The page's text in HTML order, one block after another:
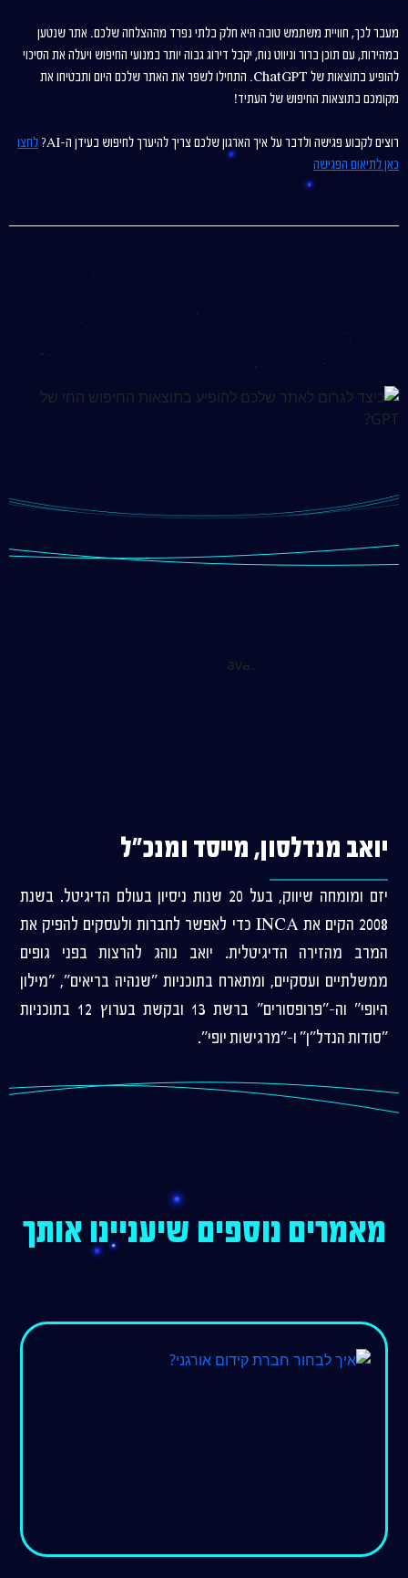
מעבר לכך, חוויית משתמש טובה היא חלק בלתי נפרד מההצלחה שלכם. אתר שנטען
במהירות, עם תוכן ברור וניווט נוח, יקבל דירוג גבוה יותר במנועי החיפוש ויעלה את הסיכוי
להופיע בתוצאות של ChatGPT. התחילו לשפר את האתר שלכם היום ותבטיחו את
מקומכם בתוצאות החיפוש של העתיד!
רוצים לקבוע פגישה ולדבר על איך הארגון שלכם צריך להיערך לחיפוש בעידן ה-AI?
לחצו
כאן לתיאום הפגישה
יואב מנדלסון, מייסד ומנכ"ל
יזם ומומחה שיווק, בעל 20 שנות ניסיון בעולם הדיגיטל. בשנת
2008 הקים את INCA כדי לאפשר לחברות ולעסקים להפיק את
המרב מהזירה הדיגיטלית. יואב נוהג להרצות בפני גופים
ממשלתיים ועסקיים, ומתארח בתוכניות "שנהיה בריאים", "מילון
היופי" וה-"פרופסורים" ברשת 13 ובקשת בערוץ 12 בתוכניות
"סודות הנדל"ן" ו-"מרגישות יופי".
מאמרים נוספים שיעניינו אותך